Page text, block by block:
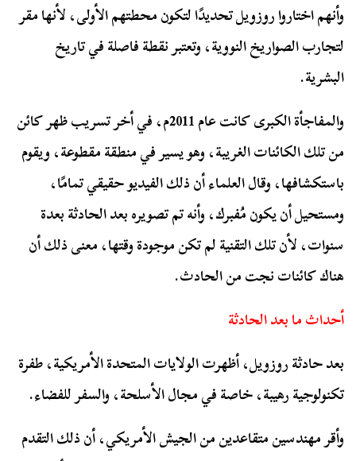
وأنهم اختاروا روزويل تحديدًا لتكون محطتهم الأولى، لأنها مقر
لتجارب الصواريخ النووية، وتعتبر نقطة فاصلة في تاريخ
البشرية.
والمفاجأة الكبرى كانت عام 2011م، في أخر تسريب ظهر كائن
من تلك الكائنات الغريبة، وهو يسير في منطقة مقطوعة، ويقوم
باستكشافها، وقال العلماء أن ذلك الفيديو حقيقي تمامًا،
ومستحيل أن يكون مُفبرك، وأنه تم تصويره بعد الحادثة بعدة
سنوات، لأن تلك التقنية لم تكن موجودة وقتها، معنى ذلك أن
هناك كائنات نجت من الحادث.
أحداث ما بعد الحادثة
بعد حادثة روزويل، أظهرت الولايات المتحدة الأمريكية، طفرة
تكنولوجية رهيبة، خاصة في مجال الأسلحة، والسفر للفضاء.
وأقر مهندسين متقاعدين من الجيش الأمريكي، أن ذلك التقدم